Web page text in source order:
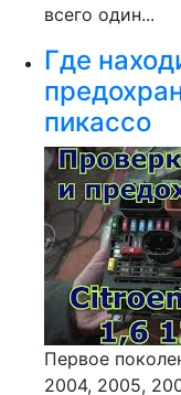
всего один...
Где
пикассо
Первое
2004, 2005,